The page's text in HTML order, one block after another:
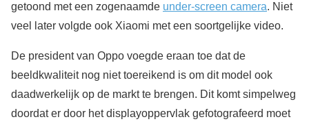
getoond met een zogenaamde under-screen camera. Niet
veel later volgde ook Xiaomi met een soortgelijke video.
De president van Oppo voegde eraan toe dat de
beeldkwaliteit nog niet toereikend is om dit model ook
daadwerkelijk op de markt te brengen. Dit komt simpelweg
doordat er door het displayoppervlak gefotografeerd moet